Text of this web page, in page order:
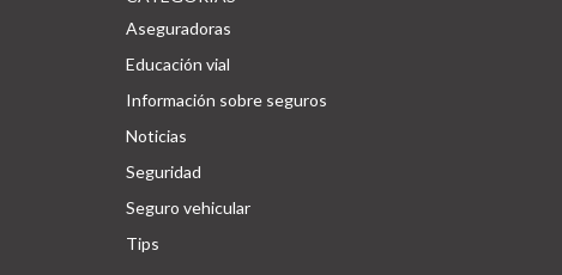
Aseguradoras
Educación vial
Información sobre seguros
Noticias
Seguridad
Seguro vehicular
Tips